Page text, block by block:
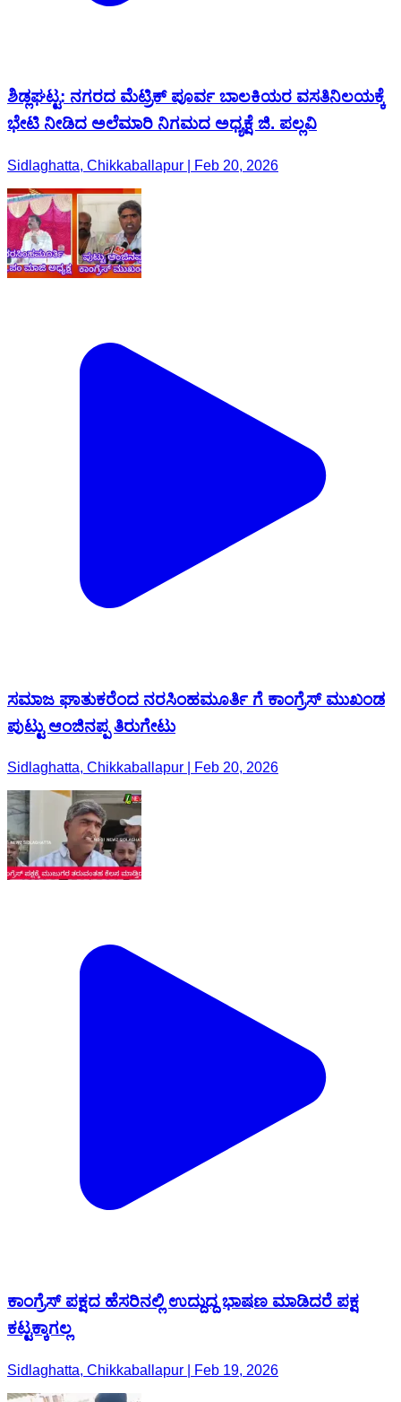
ಶಿಡ್ಲಘಟ್ಟ: ನಗರದ ಮೆಟ್ರಿಕ್ ಪೂರ್ವ ಬಾಲಕಿಯರ ವಸತಿನಿಲಯಕ್ಕೆ
ಭೇಟಿ ನೀಡಿದ ಅಲೆಮಾರಿ ನಿಗಮದ ಅಧ್ಯಕ್ಷೆ ಜಿ. ಪಲ್ಲವಿ
Sidlaghatta, Chikkaballapur | Feb 20, 2026
ಸಮಾಜ ಘಾತುಕರೆಂದ ನರಸಿಂಹಮೂರ್ತಿ ಗೆ ಕಾಂಗ್ರೆಸ್ ಮುಖಂಡ
ಪುಟ್ಟು ಆಂಜಿನಪ್ಪ ತಿರುಗೇಟು
Sidlaghatta, Chikkaballapur | Feb 20, 2026
ಕಾಂಗ್ರೆಸ್ ಪಕ್ಷದ ಹೆಸರಿನಲ್ಲಿ ಉದ್ದುದ್ದ ಭಾಷಣ ಮಾಡಿದರೆ ಪಕ್ಷ
ಕಟ್ಟಕ್ಕಾಗಲ್ಲ
Sidlaghatta, Chikkaballapur | Feb 19, 2026